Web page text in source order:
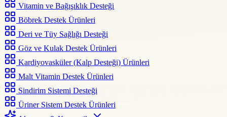
Vitamin ve Bağışıklık Desteği
Böbrek Destek Ürünleri
Deri ve Tüy Sağlığı Desteği
Göz ve Kulak Destek Ürünleri
Kardiyovasküler (Kalp Desteği) Ürünleri
Malt Vitamin Destek Ürünleri
Sindirim Sistemi Desteği
Üriner Sistem Destek Ürünleri